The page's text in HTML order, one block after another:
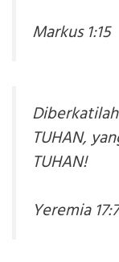
Markus 1:15
TUHAN,
TUHAN!
Yeremia 17:7